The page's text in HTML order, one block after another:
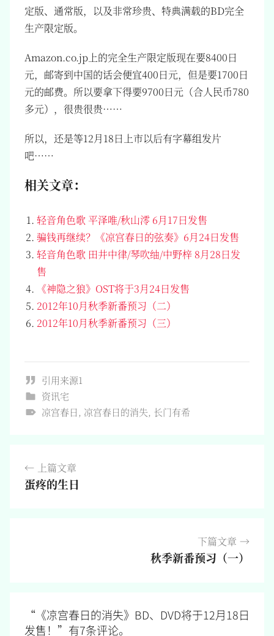
定版、通常版，以及非常珍贵、特典满载的BD完全
生产限定版。
Amazon.co.jp上的完全生产限定版现在要8400日
元，邮寄到中国的话会便宜400日元，但是要1700日
元的邮费。所以要拿下得要9700日元（合人民币780
多元），很贵很贵……
所以，还是等12月18日上市以后有字幕组发片
吧……
相关文章：
轻音角色歌 平泽唯/秋山澪 6月17日发售
骗钱再继续？《凉宫春日的弦奏》6月24日发售
轻音角色歌 田井中律/琴吹䌷/中野梓 8月28日发
售
《神隐之狼》OST将于3月24日发售
2012年10月秋季新番预习（二）
2012年10月秋季新番预习（三）
引用来源1
资讯宅
凉宫春日 , 凉宫春日的消失, 长门有希
上篇文章
蛋疼的生日
下篇文章
秋季新番预习（一）
“ 《凉宫春日的消失》BD、DVD将于12月18日
发售！ ”有7条评论。